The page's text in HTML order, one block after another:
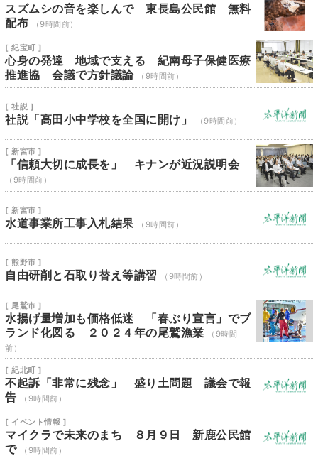
スズムシの音を楽しんで 東長島公民館 無料
配布
（9時間前）
[ 紀宝町 ]
心身の発達 地域で支える 紀南母子保健医療
推進協 会議で方針議論
（9時間前）
[ 社説 ]
社説「高田小中学校を全国に開け」 （9時間前）
[ 新宮市 ]
「信頼大切に成長を」 キナンが近況説明会
（9時間前）
[ 新宮市 ]
水道事業所工事入札結果 （9時間前）
[ 熊野市 ]
自由研削と石取り替え等講習 （9時間前）
[ 尾鷲市 ]
水揚げ量増加も価格低迷 「春ぶり宣言」でブ
ランド化図る ２０２４年の尾鷲漁業
（9時間
前）
[ 紀北町 ]
不起訴「非常に残念」 盛り土問題 議会で報
告
（9時間前）
[ イベント情報 ]
マイクラで未来のまち ８月９日 新鹿公民館
で
（9時間前）